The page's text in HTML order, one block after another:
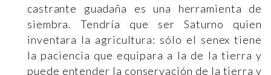
castrante guadaña es una herramienta de
siembra. Tendría que ser Saturno quien
inventara la agricultura: sólo el senex tiene
la paciencia que equipara a la de la tierra y
puede entender la conservación de la tierra y